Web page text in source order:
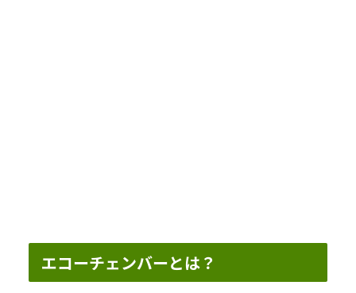
エコーチェンバーとは？